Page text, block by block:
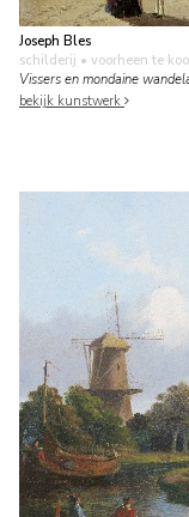
Joseph Bles
schilderij • voorheen te
Vissers en mondaine
bekijk kunstwerk